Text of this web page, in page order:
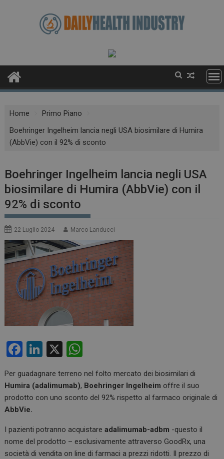
Home
Primo Piano
Boehringer Ingelheim lancia negli USA biosimilare di Humira
(AbbVie) con il 92% di sconto
Boehringer Ingelheim lancia negli USA
biosimilare di Humira (AbbVie) con il
92% di sconto
22 Luglio 2024 Marco Landucci
F
ce
b
o
o
k
Li
ke
dI
X
at
s
p
p
Per guadagnare terreno nel folto mercato dei biosimilari di
Humira (adalimumab), Boehringer Ingelheim offre il suo
prodotto con uno sconto del 92% rispetto al farmaco originale di
AbbVie.
I pazienti potranno acquistareadalimumab-adbm -questo il
nome del prodotto – esclusivamente attraverso GoodRx, una
società di vendita on line di farmaci a prezzi ridotti. Il prezzo di